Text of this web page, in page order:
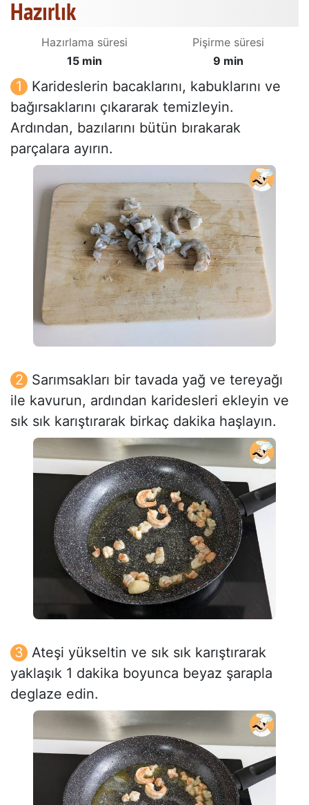
Hazırlık
Hazırlama süresi
15 min
Pişirme süresi
9 min
Karideslerin bacaklarını, kabuklarını ve
bağırsaklarını çıkararak temizleyin.
Ardından, bazılarını bütün bırakarak
parçalara ayırın.
Sarımsakları bir tavada yağ ve tereyağı
ile kavurun, ardından karidesleri ekleyin ve
sık sık karıştırarak birkaç dakika haşlayın.
Ateşi yükseltin ve sık sık karıştırarak
yaklaşık 1 dakika boyunca beyaz şarapla
deglaze edin.